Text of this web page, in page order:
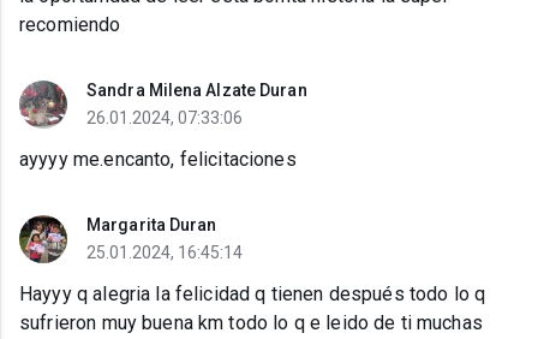
recomiendo
Sandra Milena Alzate Duran
26.01.2024, 07:33:06
ayyyy me.encanto, felicitaciones
Margarita Duran
25.01.2024, 16:45:14
Hayyy q alegria la felicidad q tienen después todo lo q
sufrieron muy buena km todo lo q e leido de ti muchas